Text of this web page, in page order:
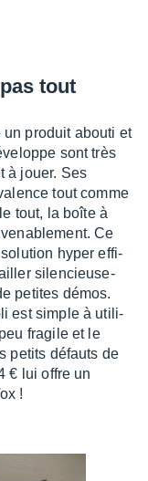
tout
un produit abouti et
sont très
à jouer. Ses
tout comme
tout, la boîte à
Ce
hyper effi­
silen­cieu­se­
petites démos.
est simple à utili­
fragile et le
petits défauts de
€ lui offre un
!